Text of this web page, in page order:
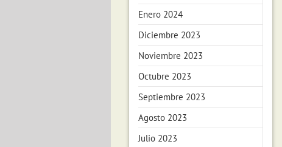
Enero 2024
Diciembre 2023
Noviembre 2023
Octubre 2023
Septiembre 2023
Agosto 2023
Julio 2023